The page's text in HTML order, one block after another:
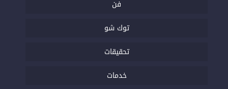
فن
توك شو
تحقيقات
خدمات